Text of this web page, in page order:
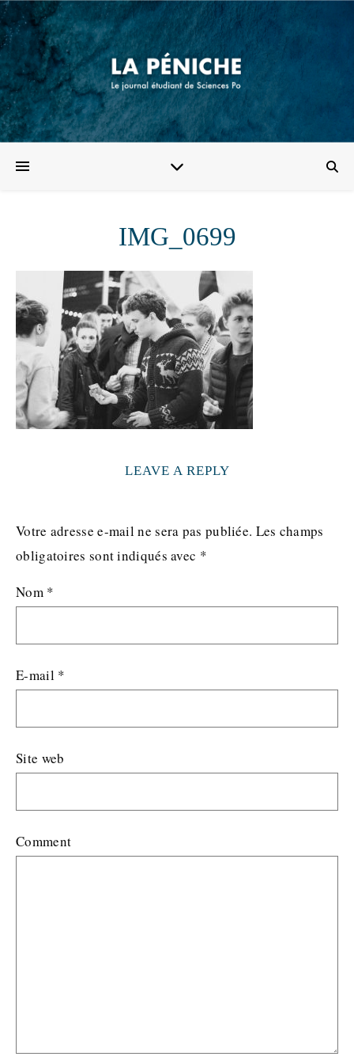
IMG_0699
LEAVE A REPLY
Votre adresse e-mail ne sera pas publiée. Les champs
obligatoires sont indiqués avec *
Nom *
E-mail *
Site web
Comment